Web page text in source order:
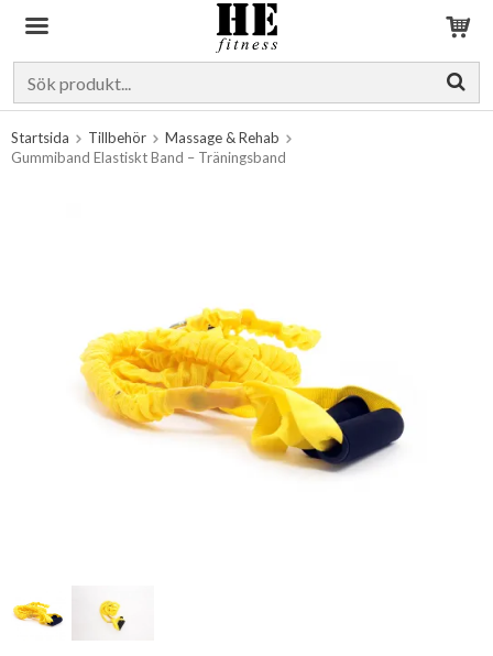
Startsida Tillbehör
Massage & Rehab
Gummiband Elastiskt Band – Träningsband